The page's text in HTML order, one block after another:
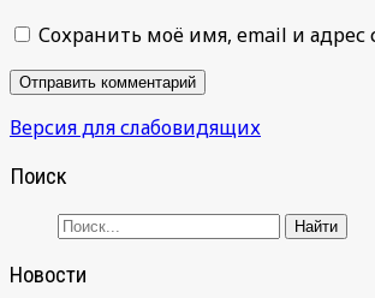
Сохранить моё имя, email и
Версия для слабовидящих
Поиск
Новости